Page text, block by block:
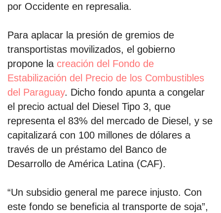
por Occidente en represalia.
Para aplacar la presión de gremios de
transportistas movilizados, el gobierno
propone la creación del Fondo de
Estabilización del Precio de los Combustibles
del Paraguay. Dicho fondo apunta a congelar
el precio actual del Diesel Tipo 3, que
representa el 83% del mercado de Diesel, y se
capitalizará con 100 millones de dólares a
través de un préstamo del Banco de
Desarrollo de América Latina (CAF).
“Un subsidio general me parece injusto. Con
este fondo se beneficia al transporte de soja”,